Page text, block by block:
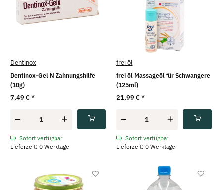
Dentinox
Dentinox-Gel N Zahnungshilfe
(10g)
7,49 €*
Sofort verfügbar
Lieferzeit: 0 Werktage
frei öl
frei öl Massageöl für Schwangere
(125ml)
21,99 €*
Sofort verfügbar
Lieferzeit: 0 Werktage